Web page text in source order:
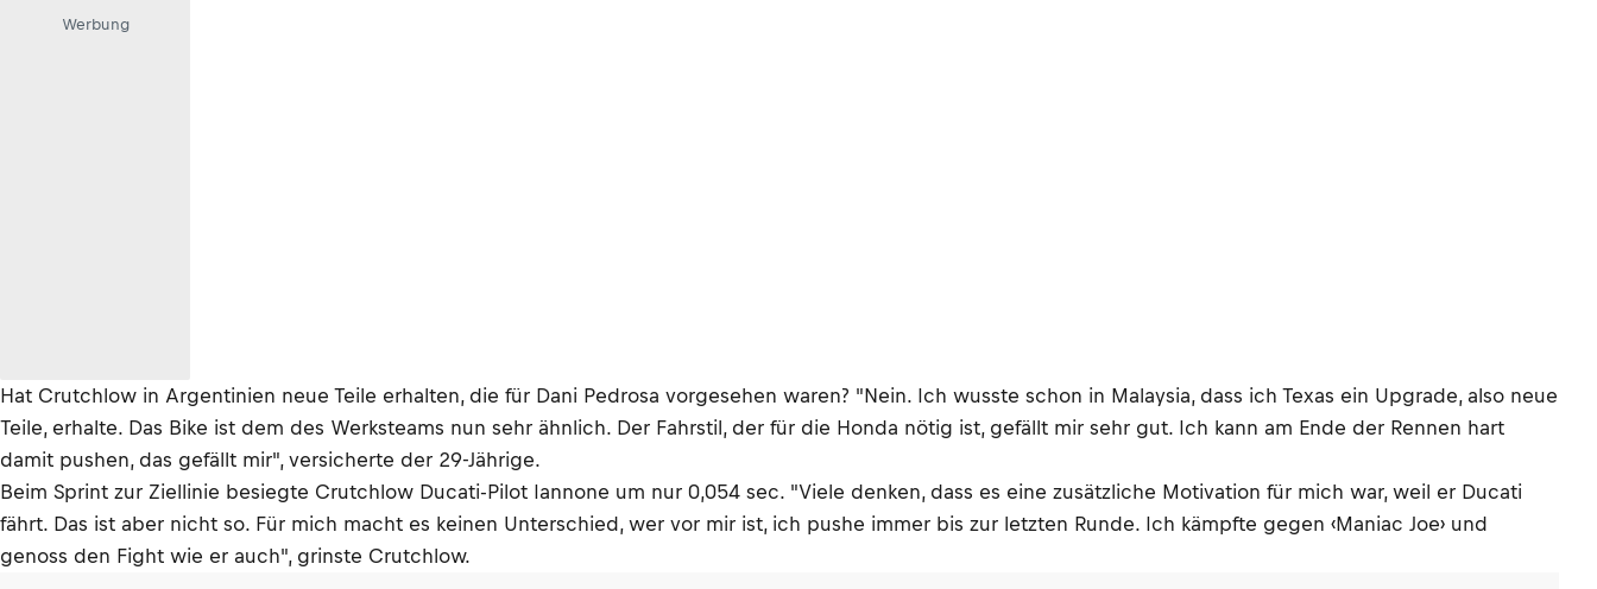
Werbung
Hat Crutchlow in Argentinien neue Teile erhalten, die für Dani Pedrosa vorgesehen waren? "Nein. Ich wusste schon in Malaysia, dass ich Texas ein Upgrade, also neue
Teile, erhalte. Das Bike ist dem des Werksteams nun sehr ähnlich. Der Fahrstil, der für die Honda nötig ist, gefällt mir sehr gut. Ich kann am Ende der Rennen hart
damit pushen, das gefällt mir", versicherte der 29-Jährige.
Beim Sprint zur Ziellinie besiegte Crutchlow Ducati-Pilot Iannone um nur 0,054 sec. "Viele denken, dass es eine zusätzliche Motivation für mich war, weil er Ducati
fährt. Das ist aber nicht so. Für mich macht es keinen Unterschied, wer vor mir ist, ich pushe immer bis zur letzten Runde. Ich kämpfte gegen ‹Maniac Joe› und
genoss den Fight wie er auch", grinste Crutchlow.